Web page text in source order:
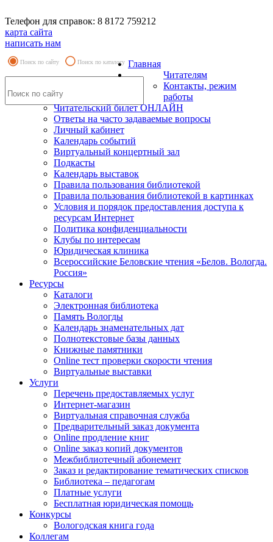
Телефон для справок: 8 8172 759212
карта сайта
написать нам
Поиск по сайту Поиск по каталогу Главная
Читателям
Контакты, режим
работы
Читательский билет ОНЛАЙН
Ответы на часто задаваемые вопросы
Личный кабинет
Календарь событий
Виртуальный концертный зал
Подкасты
Календарь выставок
Правила пользования библиотекой
Правила пользования библиотекой в картинках
Условия и порядок предоставления доступа к
ресурсам Интернет
Политика конфиденциальности
Клубы по интересам
Юридическая клиника
Всероссийские Беловские чтения «Белов. Вологда.
Россия»
Ресурсы
Каталоги
Электронная библиотека
Память Вологды
Календарь знаменательных дат
Полнотекстовые базы данных
Книжные памятники
Online тест проверки скорости чтения
Виртуальные выставки
Услуги
Перечень предоставляемых услуг
Интернет-магазин
Виртуальная справочная служба
Предварительный заказ документа
Online продление книг
Online заказ копий документов
Межбиблиотечный абонемент
Заказ и редактирование тематических списков
Библиотека – педагогам
Платные услуги
Бесплатная юридическая помощь
Конкурсы
Вологодская книга года
Коллегам